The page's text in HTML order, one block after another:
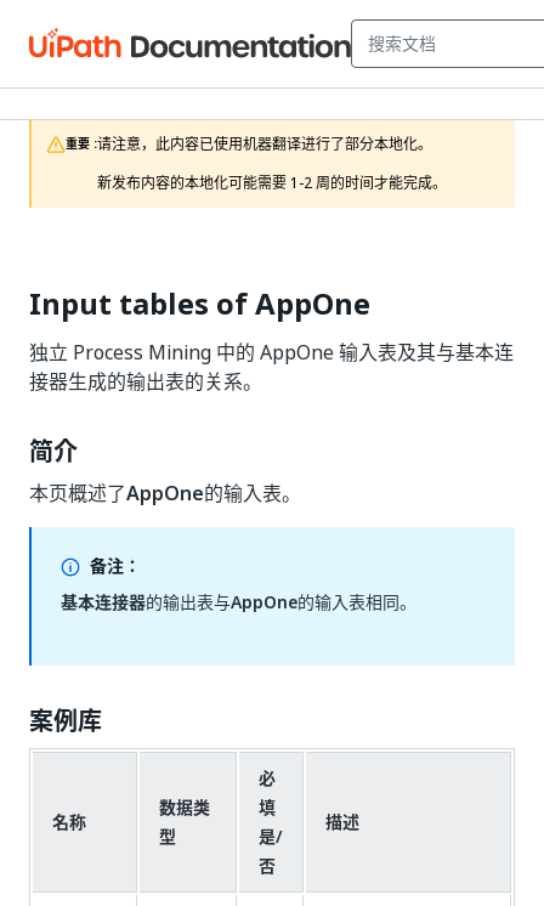
重要 :请注意，此内容已使用机器翻译进行了部分本地化。
新发布内容的本地化可能需要 1-2 周的时间才能完成。
Input tables of AppOne
独立 Process Mining 中的 AppOne 输入表及其与基本连
接器生成的输出表的关系。
简介
本页概述了AppOne的输入表。
备注：
基本连接器的输出表与AppOne的输入表相同。
案例库
名称
数据类
型
必
填
是/
否
描述